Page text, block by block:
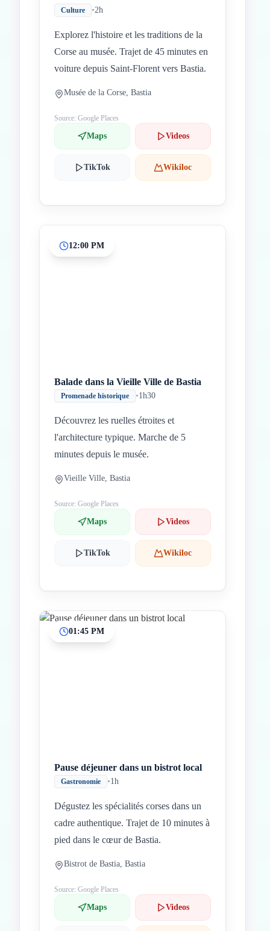
Culture •2h
Explorez l'histoire et les traditions de la
Corse au musée. Trajet de 45 minutes en
voiture depuis Saint-Florent vers Bastia.
Musée de la Corse, Bastia
Source: Google Places
Maps Videos
TikTok Wikiloc
12:00 PM
Balade dans la Vieille Ville de Bastia
Promenade historique •1h30
Découvrez les ruelles étroites et
l'architecture typique. Marche de 5
minutes depuis le musée.
Vieille Ville, Bastia
Source: Google Places
Maps Videos
TikTok Wikiloc
01:45 PM
Pause déjeuner dans un bistrot local
Gastronomie •1h
Dégustez les spécialités corses dans un
cadre authentique. Trajet de 10 minutes à
pied dans le cœur de Bastia.
Bistrot de Bastia, Bastia
Source: Google Places
Maps Videos